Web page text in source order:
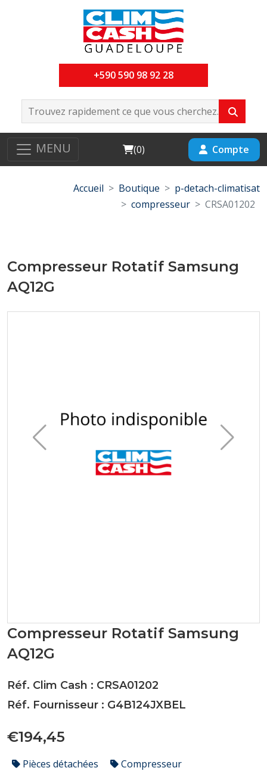
+590 590 98 92 28
MENU Cart
(0) Compte
Accueil Boutique
p-detach-climatisat
compresseur
CRSA01202
Compresseur Rotatif Samsung
AQ12G
Compresseur Rotatif Samsung
AQ12G
Réf. Clim Cash : CRSA01202
Réf. Fournisseur : G4B124JXBEL
€194,45
Pièces détachées Compresseur